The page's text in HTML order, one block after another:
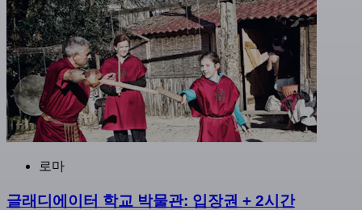
로마
글래디에이터 학교 박물관: 입장권 + 2시간